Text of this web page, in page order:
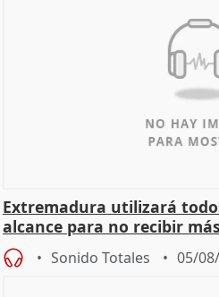
Extremadura utilizará
alcance para no recibir
Sonido Totales 05/